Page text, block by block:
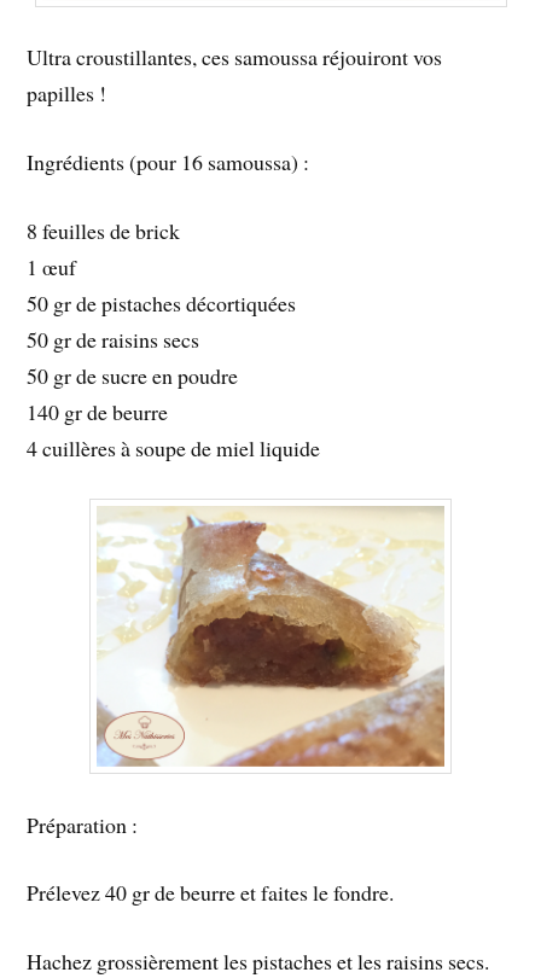
Ultra croustillantes, ces samoussa réjouiront vos
papilles !
Ingrédients (pour 16 samoussa) :
8 feuilles de brick
1 œuf
50 gr de pistaches décortiquées
50 gr de raisins secs
50 gr de sucre en poudre
140 gr de beurre
4 cuillères à soupe de miel liquide
Préparation :
Prélevez 40 gr de beurre et faites le fondre.
Hachez grossièrement les pistaches et les raisins secs.